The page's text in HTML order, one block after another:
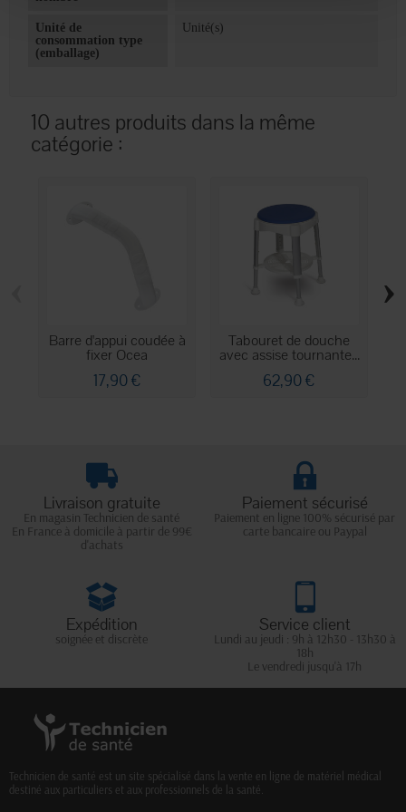
Unité de
consommation type
(emballage)
Unité(s)
10 autres produits dans la même
catégorie :
Barre d'appui coudée à
fixer Ocea
17,90 €
Tabouret de douche
avec assise tournante...
62,90 €
›
Livraison gratuite
En magasin Technicien de santé
En France à domicile à partir de 99€
d'achats
Paiement sécurisé
Paiement en ligne 100% sécurisé par
carte bancaire ou Paypal
Expédition
soignée et discrète
Service client
Lundi au jeudi : 9h à 12h30 - 13h30 à
18h
Le vendredi jusqu'à 17h
Technicien de santé est un site spécialisé dans la vente en ligne de matériel médical
destiné aux particuliers et aux professionnels de la santé.